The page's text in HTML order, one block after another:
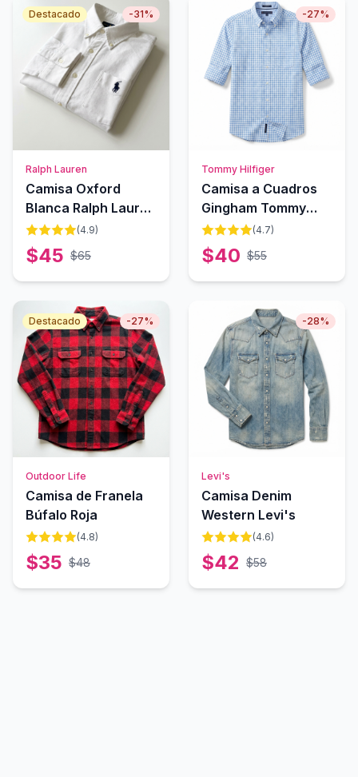
Destacado -31%
Ralph Lauren
Camisa Oxford
Blanca Ralph Lauren
Classic (4.9)
$45 $65
-27%
Tommy Hilfiger
Camisa a Cuadros
Gingham Tommy
Hilfiger (4.7)
$40 $55
Destacado -27%
Outdoor Life
Camisa de Franela
Búfalo Roja
(4.8)
$35 $48
-28%
Levi's
Camisa Denim
Western Levi's
(4.6)
$42 $58